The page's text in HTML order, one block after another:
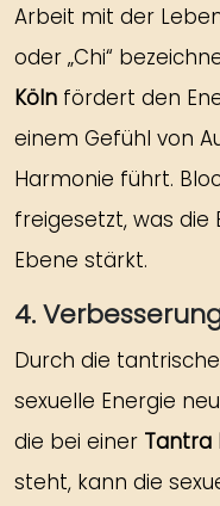
Arbeit mit der
oder „Chi“
Köln fördert den
einem Gefühl von
Harmonie führt.
freigesetzt, was die
Ebene stärkt.
4.
Durch die
sexuelle Energie
die bei einer Tantra
steht, kann die